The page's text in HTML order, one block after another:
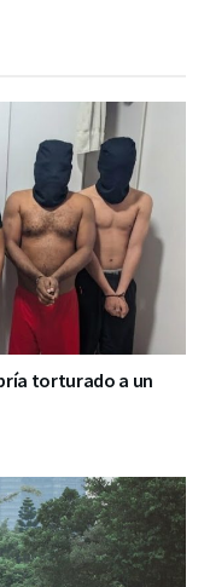
torturado a un